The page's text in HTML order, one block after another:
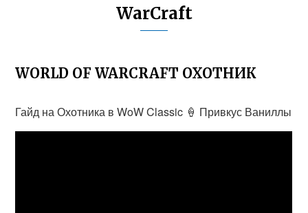
WarCraft
WORLD OF WARCRAFT ОХОТНИК
Гайд на Охотника в WoW Classic 🍦 Привкус Ваниллы